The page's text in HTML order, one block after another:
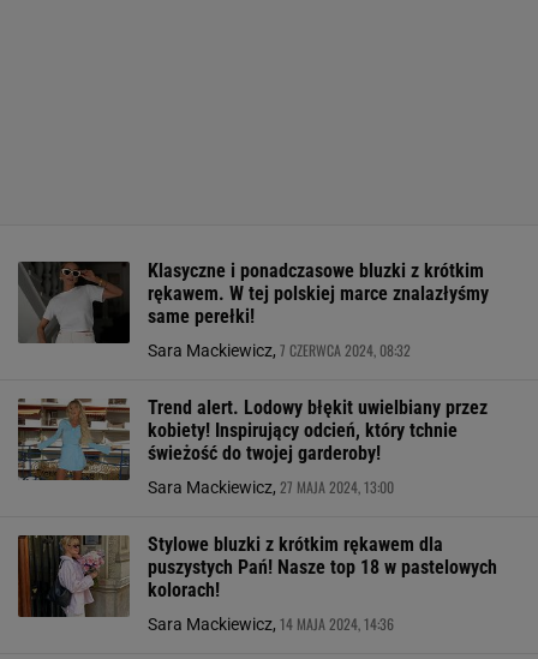
Klasyczne i ponadczasowe bluzki z krótkim
rękawem. W tej polskiej marce znalazłyśmy
same perełki!
Sara Mackiewicz, 7 CZERWCA 2024, 08:32
Trend alert. Lodowy błękit uwielbiany przez
kobiety! Inspirujący odcień, który tchnie
świeżość do twojej garderoby!
Sara Mackiewicz, 27 MAJA 2024, 13:00
Stylowe bluzki z krótkim rękawem dla
puszystych Pań! Nasze top 18 w pastelowych
kolorach!
Sara Mackiewicz, 14 MAJA 2024, 14:36